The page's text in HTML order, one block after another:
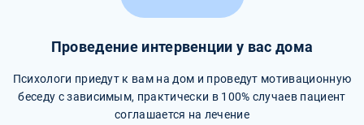
Проведение интервенции у вас дома
Психологи приедут к вам на дом и проведут мотивационную
беседу с зависимым, практически в 100% случаев пациент
соглашается на лечение